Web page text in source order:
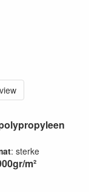
: sterke
m²